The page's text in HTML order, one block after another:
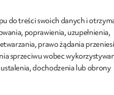
do treści swoich danych i
poprawienia, uzupełnienia,
prawo żądania
sprzeciwu wobec
dochodzenia lub obrony